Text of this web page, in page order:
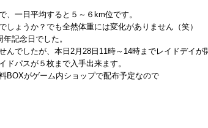
、一日平均すると５～６km位です。
ょうか？でも全然体重には変化がありません（笑）
記念日でした。
んでしたが、本日2月28日11時～14時までレイドデイが
パスが５枚まで入手出来ます。
BOXがゲーム内ショップで配布予定なので